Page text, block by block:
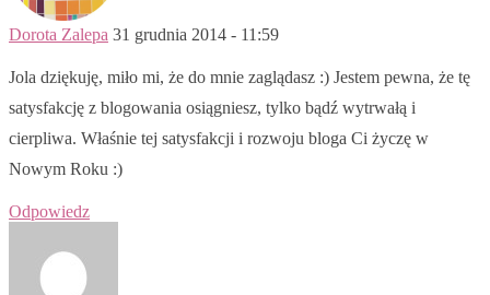
Dorota Zalepa 31 grudnia 2014 - 11:59
Jola dziękuję, miło mi, że do mnie zaglądasz :) Jestem pewna, że tę
satysfakcję z blogowania osiągniesz, tylko bądź wytrwałą i
cierpliwa. Właśnie tej satysfakcji i rozwoju bloga Ci życzę w
Nowym Roku :)
Odpowiedz